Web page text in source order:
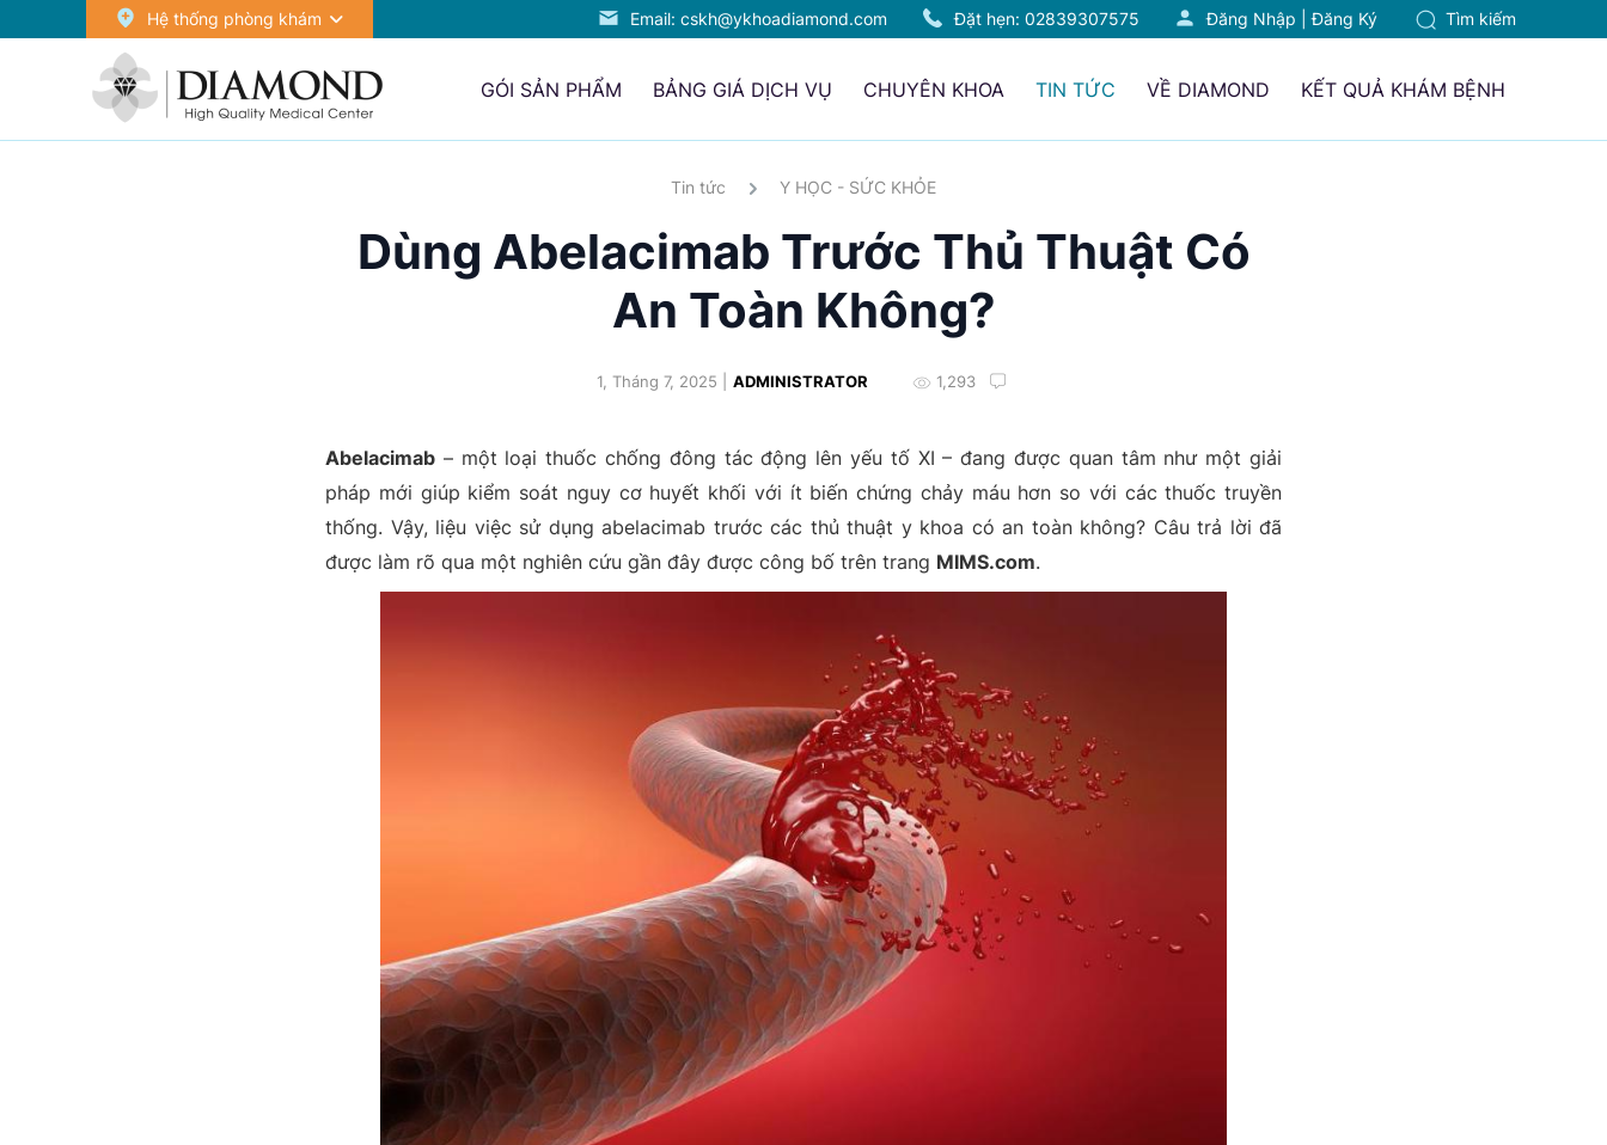
Hệ thống phòng khám Tìm kiếm
Đăng Nhập |Đăng Ký
Email: cskh@ykhoadiamond.com Đặt hẹn: 02839307575
GÓI SẢN PHẨM BẢNG GIÁ DỊCH VỤ CHUYÊN KHOA TIN TỨC VỀ DIAMOND KẾT QUẢ KHÁM BỆNH
Tin tức Y HỌC - SỨC KHỎE
Dùng Abelacimab Trước Thủ Thuật Có
An Toàn Không?
1, Tháng 7, 2025 | ADMINISTRATOR 1,293
Abelacimab – một loại thuốc chống đông tác động lên yếu tố XI – đang được quan tâm như một giải
pháp mới giúp kiểm soát nguy cơ huyết khối với ít biến chứng chảy máu hơn so với các thuốc truyền
thống. Vậy, liệu việc sử dụng abelacimab trước các thủ thuật y khoa có an toàn không? Câu trả lời đã
được làm rõ qua một nghiên cứu gần đây được công bố trên trang MIMS.com.